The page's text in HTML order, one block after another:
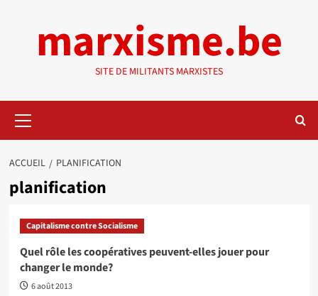
marxisme.be
SITE DE MILITANTS MARXISTES
principal
ACCUEIL PLANIFICATION
planification
Capitalisme contre Socialisme
Quel rôle les coopératives peuvent-elles jouer pour
changer le monde?
6 août 2013